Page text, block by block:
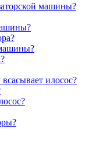
машины?
илосос?